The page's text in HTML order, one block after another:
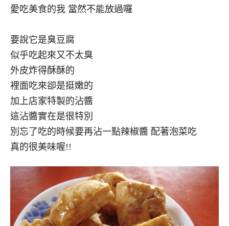
愛吃美食的我 當然不能放過囉
要說它是臭豆腐
似乎吃起來又不太臭
外皮炸得酥酥的
裡面吃來卻是挺嫩的
加上店家特製的沾醬
這沾醬實在是很特別
別忘了吃的時候要再沾一點辣椒醬 配著泡菜吃
真的很美味喔!!